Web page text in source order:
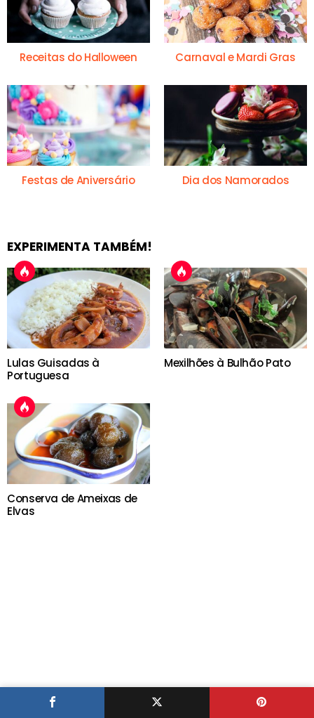
Receitas do Halloween Carnaval e Mardi Gras
Festas de Aniversário Dia dos Namorados
EXPERIMENTA TAMBÉM!
Lulas Guisadas à
Portuguesa
Mexilhões à Bulhão Pato
Conserva de Ameixas de
Elvas